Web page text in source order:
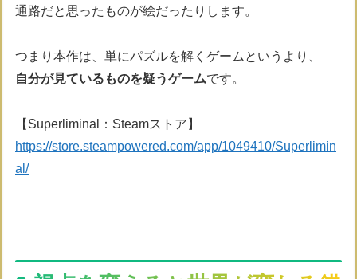
通路だと思ったものが絵だったりします。
つまり本作は、単にパズルを解くゲームというより、
自分が見ているものを疑うゲームです。
【Superliminal：Steamストア】
https://store.steampowered.com/app/1049410/Superlimin
al/